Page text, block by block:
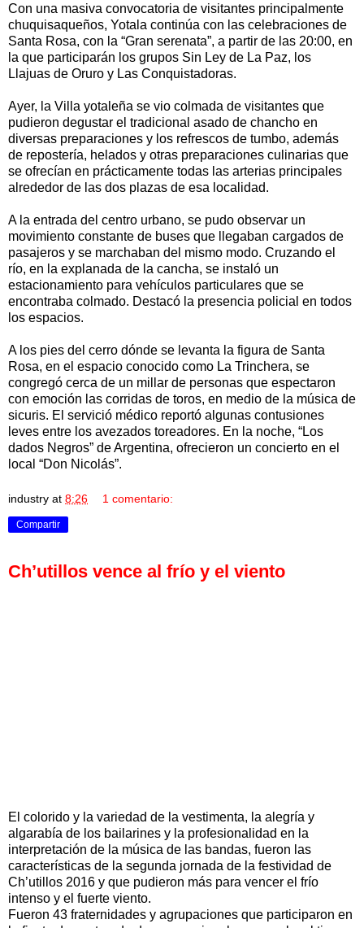
Con una masiva convocatoria de visitantes principalmente
chuquisaqueños, Yotala continúa con las celebraciones de
Santa Rosa, con la “Gran serenata”, a partir de las 20:00, en
la que participarán los grupos Sin Ley de La Paz, los
Llajuas de Oruro y Las Conquistadoras.
Ayer, la Villa yotaleña se vio colmada de visitantes que
pudieron degustar el tradicional asado de chancho en
diversas preparaciones y los refrescos de tumbo, además
de repostería, helados y otras preparaciones culinarias que
se ofrecían en prácticamente todas las arterias principales
alrededor de las dos plazas de esa localidad.
A la entrada del centro urbano, se pudo observar un
movimiento constante de buses que llegaban cargados de
pasajeros y se marchaban del mismo modo. Cruzando el
río, en la explanada de la cancha, se instaló un
estacionamiento para vehículos particulares que se
encontraba colmado. Destacó la presencia policial en todos
los espacios.
A los pies del cerro dónde se levanta la figura de Santa
Rosa, en el espacio conocido como La Trinchera, se
congregó cerca de un millar de personas que espectaron
con emoción las corridas de toros, en medio de la música de
sicuris. El servició médico reportó algunas contusiones
leves entre los avezados toreadores. En la noche, “Los
dados Negros” de Argentina, ofrecieron un concierto en el
local “Don Nicolás”.
industry at 8:26 1 comentario:
Compartir
Ch’utillos vence al frío y el viento
El colorido y la variedad de la vestimenta, la alegría y
algarabía de los bailarines y la profesionalidad en la
interpretación de la música de las bandas, fueron las
características de la segunda jornada de la festividad de
Ch’utillos 2016 y que pudieron más para vencer el frío
intenso y el fuerte viento.
Fueron 43 fraternidades y agrupaciones que participaron en